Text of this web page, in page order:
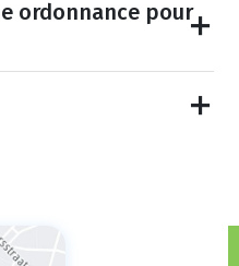
ordonnance pour